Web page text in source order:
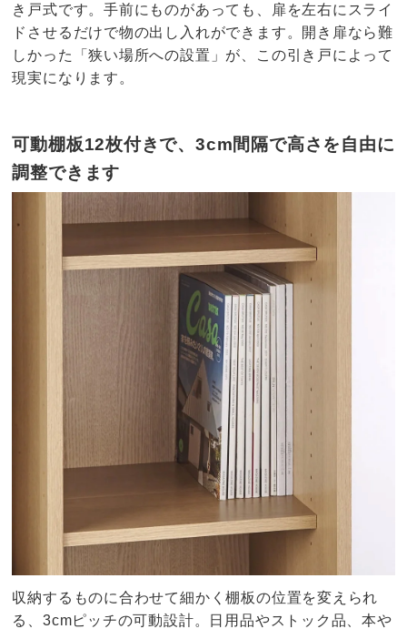
き戸式です。手前にものがあっても、扉を左右にスライ
ドさせるだけで物の出し入れができます。開き扉なら難
しかった「狭い場所への設置」が、この引き戸によって
現実になります。
可動棚板12枚付きで、3cm間隔で高さを自由に
調整できます
収納するものに合わせて細かく棚板の位置を変えられ
る、3cmピッチの可動設計。日用品やストック品、本や